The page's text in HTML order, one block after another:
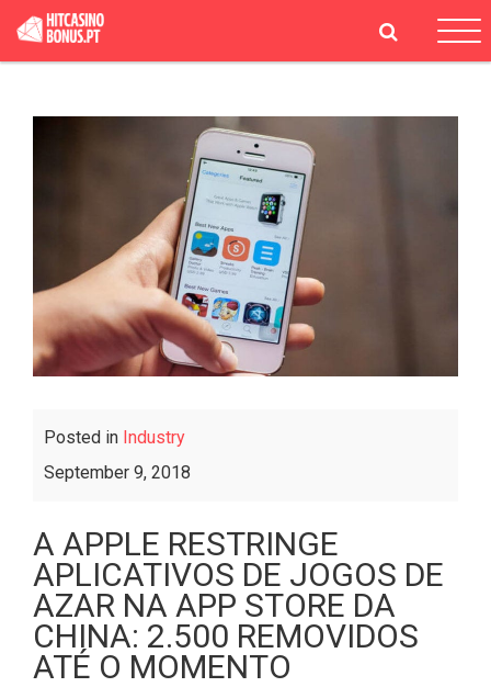
Posted in Industry
September 9, 2018
A APPLE RESTRINGE
APLICATIVOS DE JOGOS DE
AZAR NA APP STORE DA
CHINA: 2.500 REMOVIDOS
ATÉ O MOMENTO